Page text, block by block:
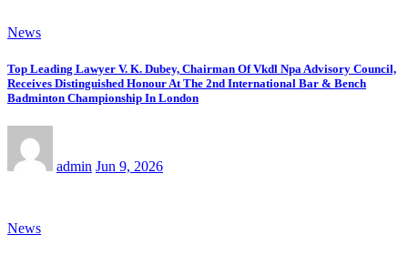
News
Top Leading Lawyer V. K. Dubey, Chairman Of Vkdl Npa Advisory Council,
Receives Distinguished Honour At The 2nd International Bar & Bench
Badminton Championship In London
admin Jun 9, 2026
News